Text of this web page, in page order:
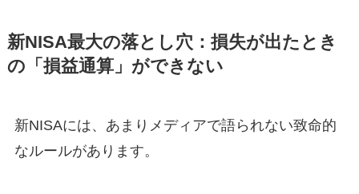
新NISA最大の落とし穴：損失が出たとき
の「損益通算」ができない
新NISAには、あまりメディアで語られない致命的
なルールがあります。